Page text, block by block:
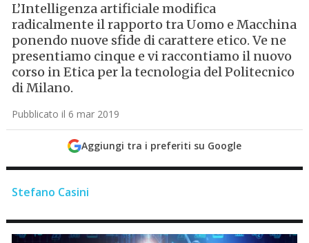
L’Intelligenza artificiale modifica
radicalmente il rapporto tra Uomo e Macchina
ponendo nuove sfide di carattere etico. Ve ne
presentiamo cinque e vi raccontiamo il nuovo
corso in Etica per la tecnologia del Politecnico
di Milano.
Pubblicato il 6 mar 2019
Aggiungi tra i preferiti su Google
Stefano Casini